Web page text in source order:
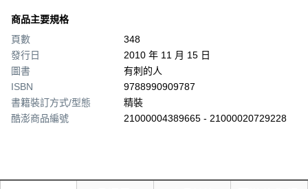
商品主要規格
頁數
348
發行日
2010 年 11 月 15 日
圖書
有刺的人
ISBN
9788990909787
書籍裝訂方式/型態
精裝
酷澎商品編號
21000004389665 - 21000020729228